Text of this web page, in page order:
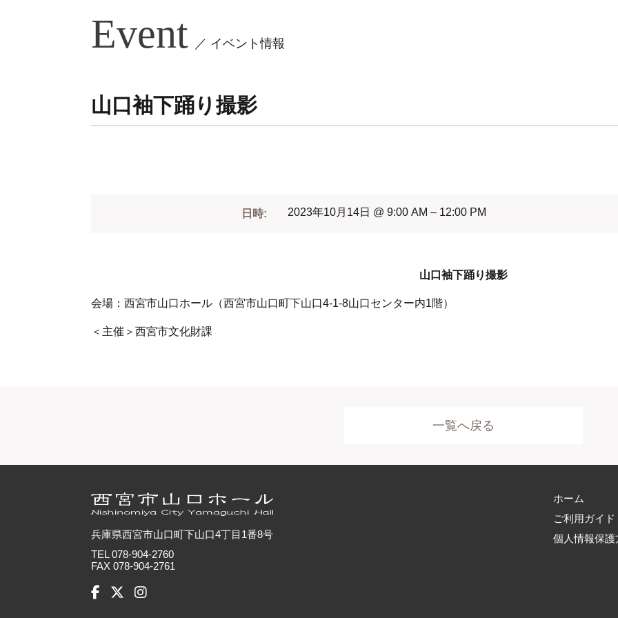
Event ／ イベント情報
山口袖下踊り撮影
日時: 2023年10月14日 @ 9:00 AM – 12:00 PM
山口袖下踊り撮影
会場：西宮市山口ホール（西宮市山口町下山口4-1-8山口センター内1階）
＜主催＞西宮市文化財課
一覧へ戻る
兵庫県西宮市山口町下山口4丁目1番8号
TEL 078-904-2760
FAX 078-904-2761
ホーム
ご利用ガイド
個人情報保護